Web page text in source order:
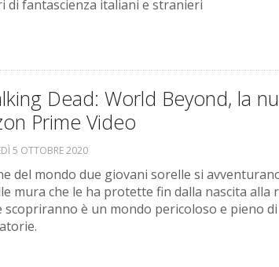
di fantascienza italiani e stranieri
Dead: World Beyond, la
Prime Video
5 OTTOBRE 2020
del mondo due giovani sorelle si
mura che le ha protette fin dalla nascita alla
scopriranno è un mondo pericoloso e pieno di